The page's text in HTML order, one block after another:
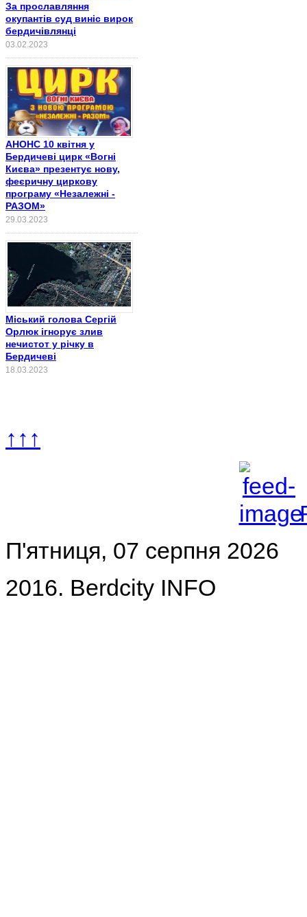
За прославляння
окупантів суд виніс вирок
бердичівлянці
03.02.2023
АНОНС 10 квітня у
Бердичеві цирк «Вогні
Києва» презентує нову,
феєричну циркову
програму «Незалежні -
РАЗОМ»
29.03.2023
Міський голова Сергій
Орлюк ігнорує злив
нечистот у річку в
Бердичеві
18.03.2023
↑↑↑
П'ятниця, 07 серпня 2026
2016. Berdcity INFO